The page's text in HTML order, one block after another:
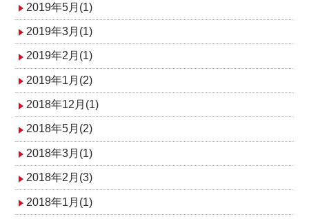
2019年5月(1)
2019年3月(1)
2019年2月(1)
2019年1月(2)
2018年12月(1)
2018年5月(2)
2018年3月(1)
2018年2月(3)
2018年1月(1)